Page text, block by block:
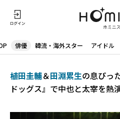
俳優 韓流・海外スター アイドル
植田圭輔＆田淵累生の息ぴっ
ドッグス』で中也と太宰を熱